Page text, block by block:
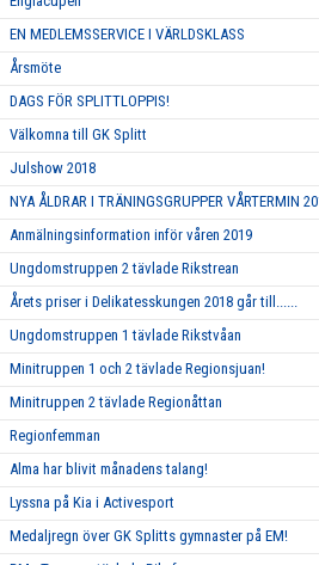
EN MEDLEMSSERVICE I VÄRLDSKLASS
Årsmöte
DAGS FÖR SPLITTLOPPIS!
Välkomna till GK Splitt
Julshow 2018
NYA ÅLDRAR I TRÄNINGSGRUPPER VÅRTERMIN
Anmälningsinformation inför våren 2019
Ungdomstruppen 2 tävlade Rikstrean
Årets priser i Delikatesskungen 2018 går till......
Ungdomstruppen 1 tävlade Rikstvåan
Minitruppen 1 och 2 tävlade Regionsjuan!
Minitruppen 2 tävlade Regionåttan
Regionfemman
Alma har blivit månadens talang!
Lyssna på Kia i Activesport
Medaljregn över GK Splitts gymnaster på EM!